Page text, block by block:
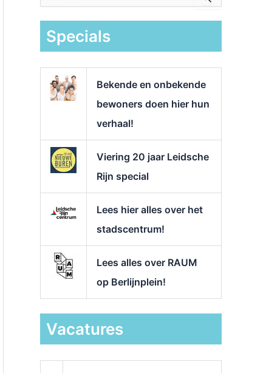
k
Specials
Bekende en onbekende
bewoners doen hier hun
verhaal!
Viering 20 jaar Leidsche
Rijn special
Lees hier alles over het
stadscentrum!
Lees alles over RAUM
op Berlijnplein!
Vacatures